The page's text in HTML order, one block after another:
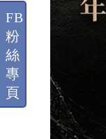
FB
粉
絲
專
頁